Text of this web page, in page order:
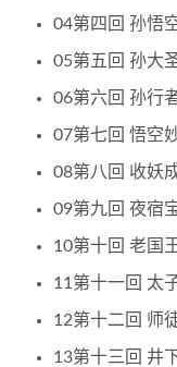
04第四回 孙悟
05第五回 孙大
06第六回 孙行
07第七回 悟空
08第八回 收妖
09第九回 夜宿
10第十回 老国
11第十一回 太
12第十二回 师
13第十三回 井